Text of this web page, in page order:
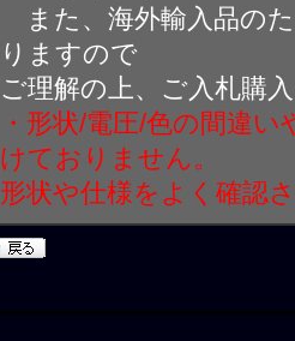
また、海外輸入品の
りますので
ご理解の上、ご入札購
・形状/電圧/色の間違
けておりません。
形状や仕様をよく確認